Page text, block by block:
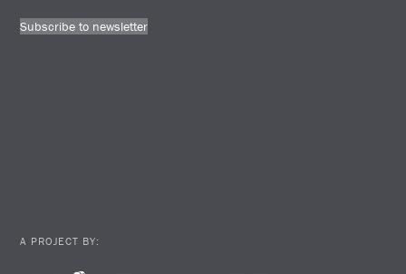
Subscribe to newsletter
A PROJECT BY: